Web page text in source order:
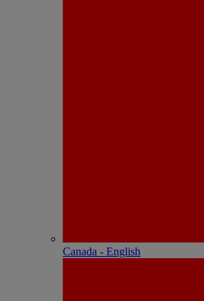
Canada - English